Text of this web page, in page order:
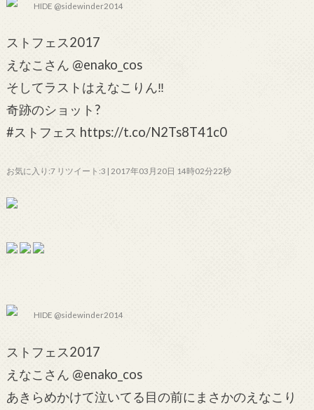
HIDE @sidewinder2014
ストフェス2017
えなこさん @enako_cos
そしてラストはえなこりん‼️
奇跡のショット?
#ストフェス https://t.co/N2Ts8T41c0
お気に入り:7 リツイート:3 | 2017年03月20日 14時02分22秒
HIDE @sidewinder2014
ストフェス2017
えなこさん @enako_cos
あきらめかけて泣いてる目の前にまさかのえなこり